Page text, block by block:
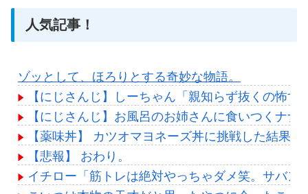
人気記事！
ゾッとして、ほろりとする奇妙な物語。
【にじさんじ】しーちゃん「親知らず抜くの怖
【にじさんじ】お風呂のお姉さんに食いつくナナ
【薬味丼】 カツオマヨネーズ丼に挑戦した結果
【悲報】 おわり。
イチロー「筋トレは絶対やっちゃダメ笑。サバ